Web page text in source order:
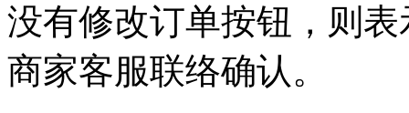
没有修改订单按钮，则
商家客服联络确认。